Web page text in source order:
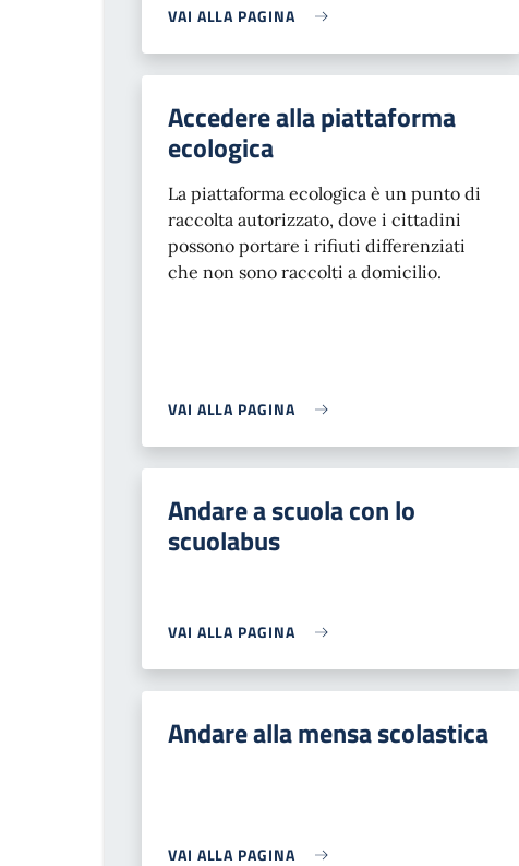
VAI ALLA PAGINA
Accedere alla piattaforma
ecologica
La piattaforma ecologica è un punto di
raccolta autorizzato, dove i cittadini
possono portare i rifiuti differenziati
che non sono raccolti a domicilio.
VAI ALLA PAGINA
Andare a scuola con lo
scuolabus
VAI ALLA PAGINA
Andare alla mensa scolastica
VAI ALLA PAGINA